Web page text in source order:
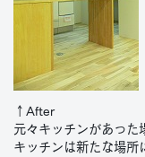
↑After
元々キッチンがあった
キッチンは新たな場所